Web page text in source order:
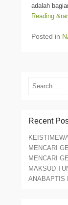
adalah
Reading
Posted in
Search
Recent
MENCARI
MENCARI
MAKSUD
ANABAPTIS